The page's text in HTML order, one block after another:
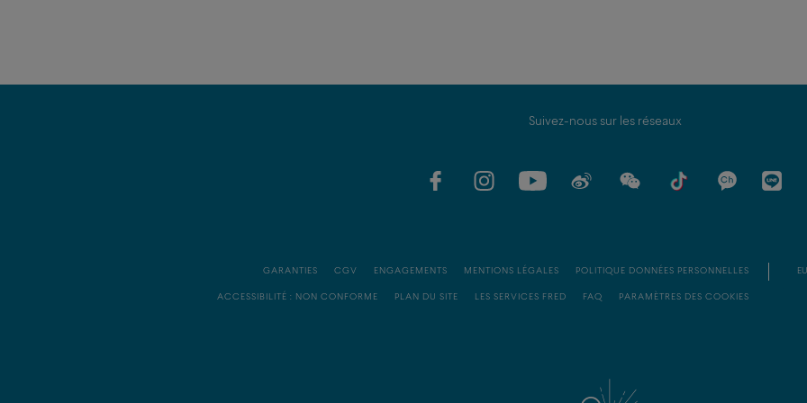
Suivez-nous sur les réseaux
GARANTIES CGV ENGAGEMENTS MENTIONS LÉGALES POLITIQUE DONNÉES PERSONNELLES
ACCESSIBILITÉ : NON CONFORME PLAN DU SITE LES SERVICES FRED FAQ PARAMÈTRES DES COOKIES